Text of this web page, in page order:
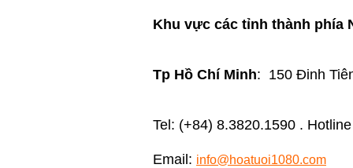
Khu vực các tỉnh thành phía
Tp Hồ Chí Minh: 150 Đinh
Tel: (+84) 8.3820.1590 .
Email: info@hoatuoi1080.com